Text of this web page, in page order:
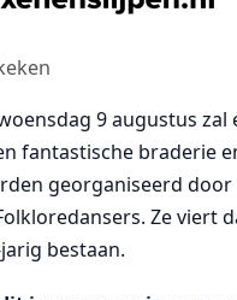
9 augustus zal
fantastische braderie
georganiseerd door
Ze viert
bestaan.